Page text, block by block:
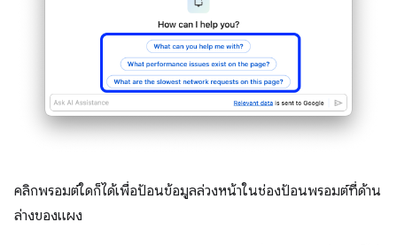
คลิกพรอมต์ใดก็ได้เพื่อป้อนข้อมูลล่วงหน้าในช่องป้อนพรอมต์ที่ด้าน
ล่างของแผง